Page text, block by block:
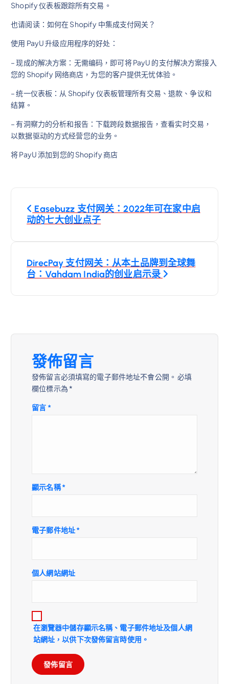
Shopify 仪表板跟踪所有交易。
也请阅读：如何在 Shopify 中集成支付网关？
使用 PayU 升级应用程序的好处：
– 现成的解决方案：无需编码，即可将 PayU 的支付解决方案接入
您的 Shopify 网络商店，为您的客户提供无忧体验。
– 统一仪表板：从 Shopify 仪表板管理所有交易、退款、争议和
结算。
– 有洞察力的分析和报告：下载跨段数据报告，查看实时交易，
以数据驱动的方式经营您的业务。
将 PayU 添加到您的 Shopify 商店
文
章
覽
Easebuzz 支付网关：2022年可在家中启
动的七大创业点子
DirecPay 支付网关：从本土品牌到全球舞
台：Vahdam India的创业启示录
發佈留言
發佈留言必須填寫的電子郵件地址不會公開。 必填
欄位標示為 *
留言 *
顯示名稱*
電子郵件地址*
個人網站網址
在瀏覽器中儲存顯示名稱、電子郵件地址及個人網
站網址，以供下次發佈留言時使用。